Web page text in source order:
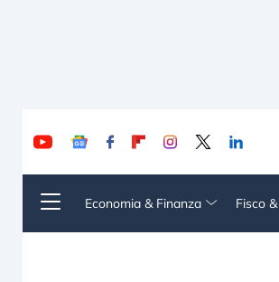
Economia & Finanza Fisco